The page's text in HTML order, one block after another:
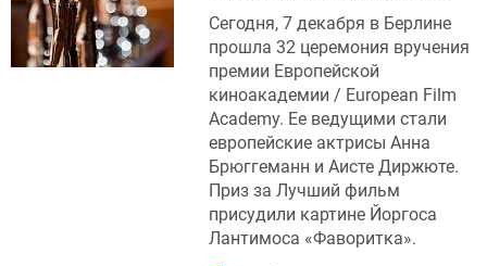
Сегодня, 7 декабря в Берлине
прошла 32 церемония вручения
премии Европейской
киноакадемии / European Film
Academy. Ее ведущими стали
европейские актрисы Анна
Брюггеманн и Аисте Диржюте.
Приз за Лучший фильм
присудили картине Йоргоса
Лантимоса «Фаворитка».